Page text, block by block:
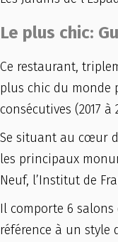
Le plus chic:
Ce restaurant,
plus chic du monde
consécutives (2017 à
Se situant au cœur
les principaux
Neuf, l’Institut de
Il comporte 6
référence à un style